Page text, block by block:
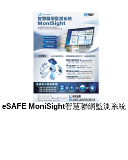
eSAFE MoniSight智慧聯網監測系統